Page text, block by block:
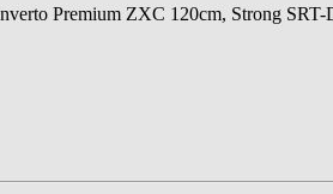
Premium ZXC 120cm, Strong